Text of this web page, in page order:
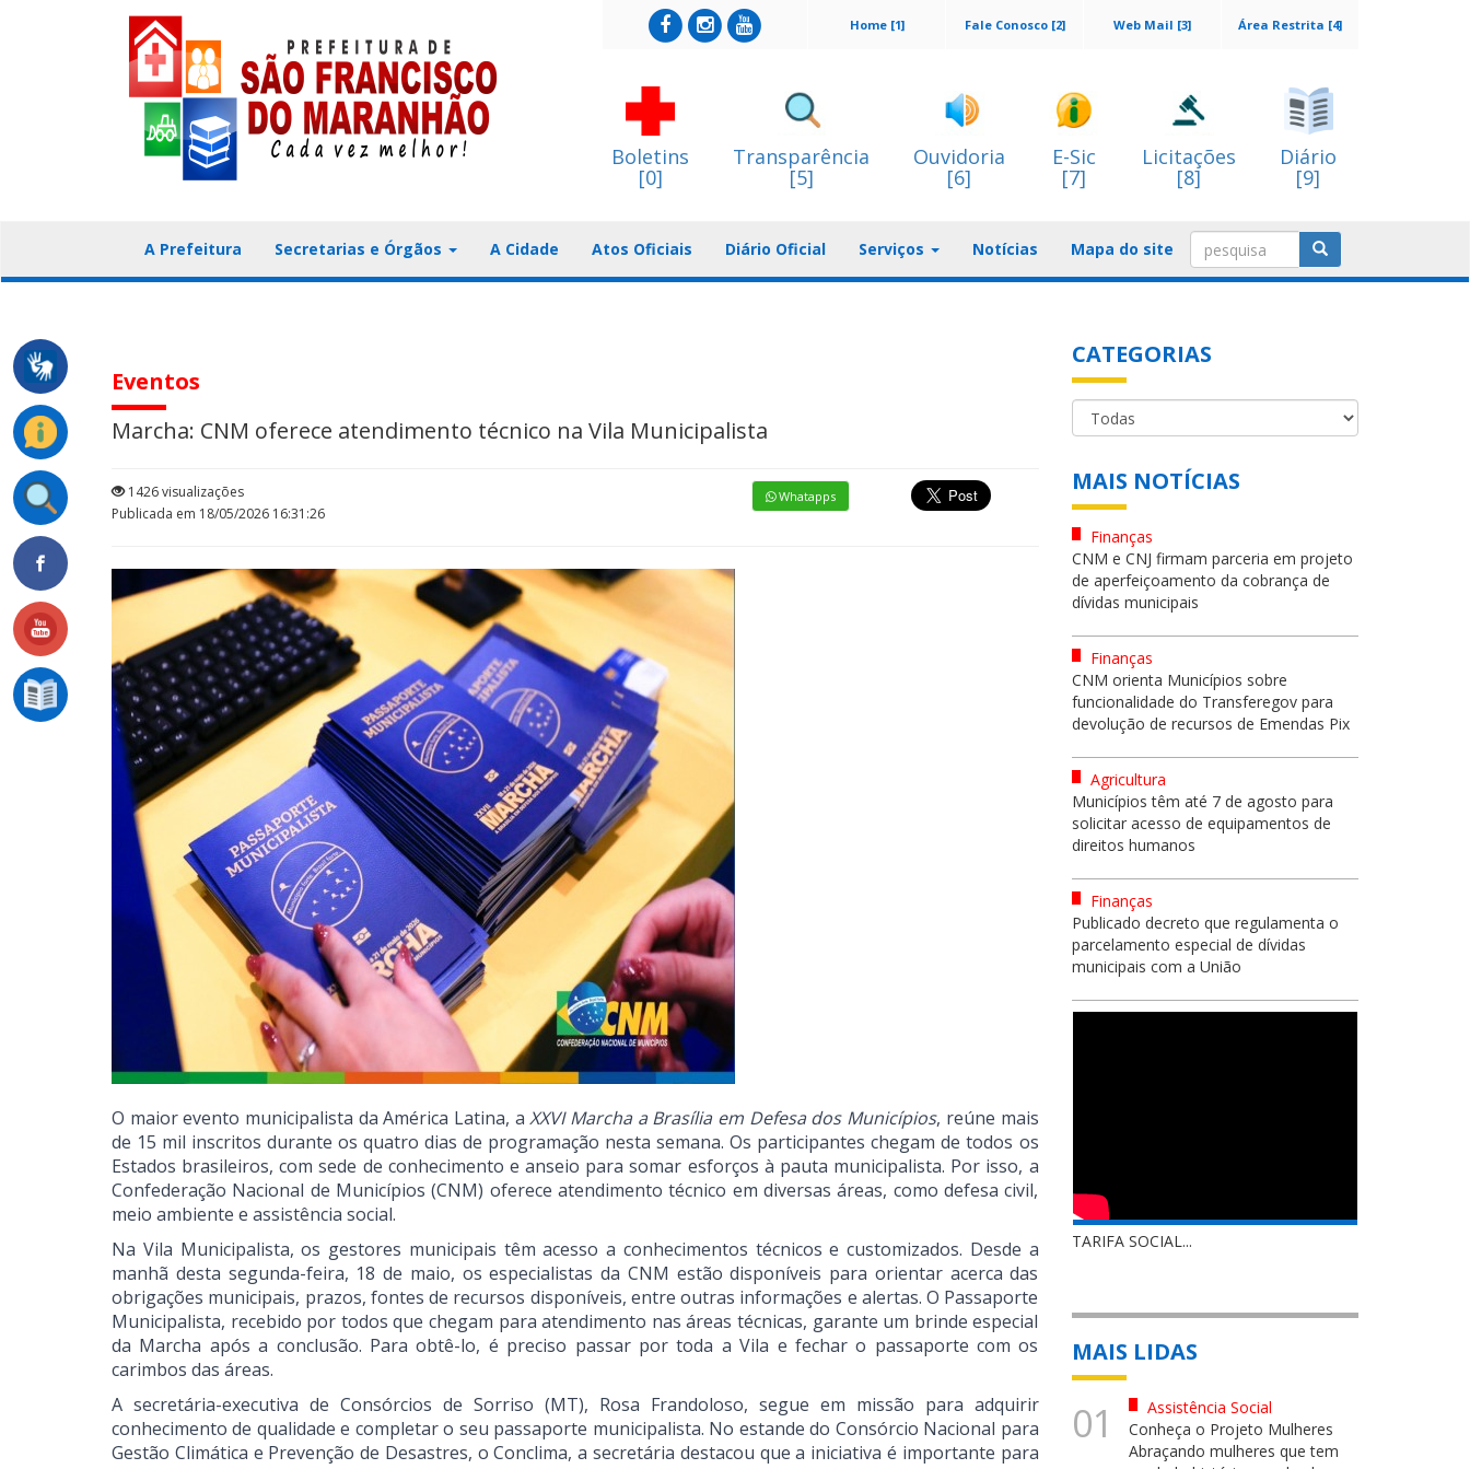
Área Restrita [4]
Web Mail [3]
Fale Conosco [2]
Home [1]
Boletins
[0]
Transparência
[5]
Ouvidoria
[6]
E-Sic
[7]
Licitações
[8]
Diário
[9]
A Prefeitura Secretarias e Órgãos A Cidade Atos Oficiais Diário Oficial Serviços Notícias Mapa do site
Eventos
Marcha: CNM oferece atendimento técnico na Vila Municipalista
1426 visualizações
Publicada em 18/05/2026 16:31:26
Whatapps
O maior evento municipalista da América Latina, aXXVI Marcha a Brasília em Defesa dos Municípios, reúne mais
de 15 mil inscritos durante os quatro dias de programação nesta semana. Os participantes chegam de todos os
Estados brasileiros, com sede de conhecimento e anseio para somar esforços à pauta municipalista. Por isso, a
Confederação Nacional de Municípios (CNM) oferece atendimento técnico em diversas áreas, como defesa civil,
meio ambiente e assistência social.
Na Vila Municipalista, os gestores municipais têm acesso a conhecimentos técnicos e customizados. Desde a
manhã desta segunda-feira, 18 de maio, os especialistas da CNM estão disponíveis para orientar acerca das
obrigações municipais, prazos, fontes de recursos disponíveis, entre outras informações e alertas. O Passaporte
Municipalista, recebido por todos que chegam para atendimento nas áreas técnicas, garante um brinde especial
da Marcha após a conclusão. Para obtê-lo, é preciso passar por toda a Vila e fechar o passaporte com os
carimbos das áreas.
A secretária-executiva de Consórcios de Sorriso (MT), Rosa Frandoloso, segue em missão para adquirir
conhecimento de qualidade e completar o seu passaporte municipalista. No estande do Consórcio Nacional para
Gestão Climática e Prevenção de Desastres, o Conclima, a secretária destacou que a iniciativa é importante para
CATEGORIAS
MAIS NOTÍCIAS
Finanças
CNM e CNJ firmam parceria em projeto
de aperfeiçoamento da cobrança de
dívidas municipais
Finanças
CNM orienta Municípios sobre
funcionalidade do Transferegov para
devolução de recursos de Emendas Pix
Agricultura
Municípios têm até 7 de agosto para
solicitar acesso de equipamentos de
direitos humanos
Finanças
Publicado decreto que regulamenta o
parcelamento especial de dívidas
municipais com a União
TARIFA SOCIAL...
MAIS LIDAS
01
Assistência Social
Conheça o Projeto Mulheres
Abraçando mulheres que tem